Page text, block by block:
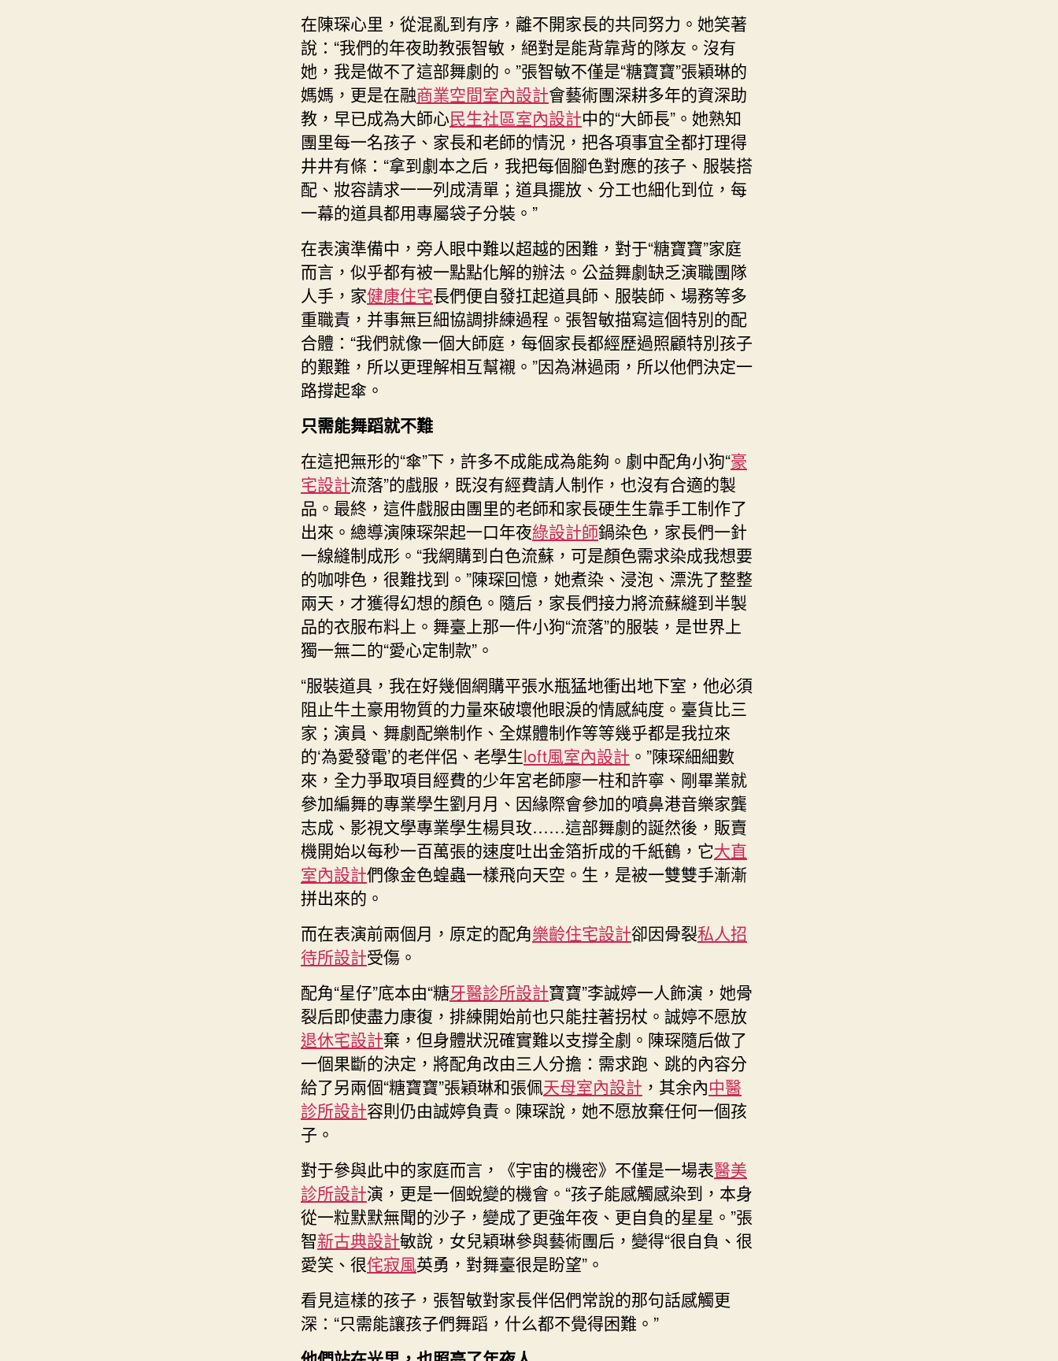
在陳琛心里，從混亂到有序，離不開家長的共同努力。她笑著
說：“我們的年夜助教張智敏，絕對是能背靠背的隊友。沒有
她，我是做不了這部舞劇的。”張智敏不僅是“糖寶寶”張穎琳的
媽媽，更是在融商業空間室內設計會藝術團深耕多年的資深助
教，早已成為大師心民生社區室內設計中的“大師長”。她熟知
團里每一名孩子、家長和老師的情況，把各項事宜全都打理得
井井有條：“拿到劇本之后，我把每個腳色對應的孩子、服裝搭
配、妝容請求一一列成清單；道具擺放、分工也細化到位，每
一幕的道具都用專屬袋子分裝。”
在表演準備中，旁人眼中難以超越的困難，對于“糖寶寶”家庭
而言，似乎都有被一點點化解的辦法。公益舞劇缺乏演職團隊
人手，家健康住宅長們便自發扛起道具師、服裝師、場務等多
重職責，并事無巨細協調排練過程。張智敏描寫這個特別的配
合體：“我們就像一個大師庭，每個家長都經歷過照顧特別孩子
的艱難，所以更理解相互幫襯。”因為淋過雨，所以他們決定一
路撐起傘。
只需能舞蹈就不難
在這把無形的“傘”下，許多不成能成為能夠。劇中配角小狗“豪
宅設計流落”的戲服，既沒有經費請人制作，也沒有合適的製
品。最終，這件戲服由團里的老師和家長硬生生靠手工制作了
出來。總導演陳琛架起一口年夜綠設計師鍋染色，家長們一針
一線縫制成形。“我網購到白色流蘇，可是顏色需求染成我想要
的咖啡色，很難找到。”陳琛回憶，她煮染、浸泡、漂洗了整整
兩天，才獲得幻想的顏色。隨后，家長們接力將流蘇縫到半製
品的衣服布料上。舞臺上那一件小狗“流落”的服裝，是世界上
獨一無二的“愛心定制款”。
“服裝道具，我在好幾個網購平張水瓶猛地衝出地下室，他必須
阻止牛土豪用物質的力量來破壞他眼淚的情感純度。臺貨比三
家；演員、舞劇配樂制作、全媒體制作等等幾乎都是我拉來
的‘為愛發電’的老伴侶、老學生loft風室內設計 。”陳琛細細數
來，全力爭取項目經費的少年宮老師廖一柱和許寧、剛畢業就
參加編舞的專業學生劉月月、因緣際會參加的噴鼻港音樂家龔
志成、影視文學專業學生楊貝玫……這部舞劇的誕然後，販賣
機開始以每秒一百萬張的速度吐出金箔折成的千紙鶴，它大直
室內設計們像金色蝗蟲一樣飛向天空。生，是被一雙雙手漸漸
拼出來的。
而在表演前兩個月，原定的配角樂齡住宅設計卻因骨裂私人招
待所設計受傷。
配角“星仔”底本由“糖牙醫診所設計寶寶”李誠婷一人飾演，她骨
裂后即使盡力康復，排練開始前也只能拄著拐杖。誠婷不愿放
退休宅設計棄，但身體狀況確實難以支撐全劇。陳琛隨后做了
一個果斷的決定，將配角改由三人分擔：需求跑、跳的內容分
給了另兩個“糖寶寶”張穎琳和張佩天母室內設計 ，其余內中醫
診所設計容則仍由誠婷負責。陳琛說，她不愿放棄任何一個孩
子。
對于參與此中的家庭而言，《宇宙的機密》不僅是一場表醫美
診所設計演，更是一個蛻變的機會。“孩子能感觸感染到，本身
從一粒默默無聞的沙子，變成了更強年夜、更自負的星星。”張
智新古典設計敏說，女兒穎琳參與藝術團后，變得“很自負、很
愛笑、很侘寂風英勇，對舞臺很是盼望”。
看見這樣的孩子，張智敏對家長伴侶們常說的那句話感觸更
深：“只需能讓孩子們舞蹈，什么都不覺得困難。”